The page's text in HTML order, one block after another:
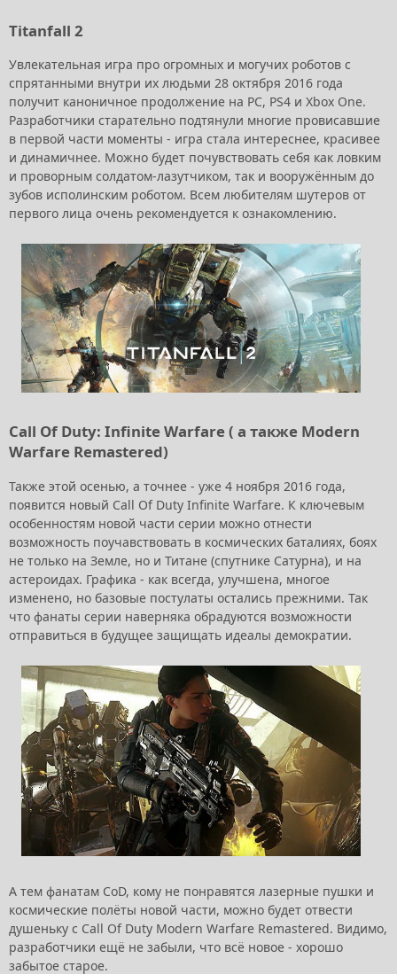
Titanfall 2
Увлекательная игра про огромных и могучих роботов с
спрятанными внутри их людьми 28 октября 2016 года
получит каноничное продолжение на PC, PS4 и Xbox One.
Разработчики старательно подтянули многие провисавшие
в первой части моменты - игра стала интереснее, красивее
и динамичнее. Можно будет почувствовать себя как ловким
и проворным солдатом-лазутчиком, так и вооружённым до
зубов исполинским роботом. Всем любителям шутеров от
первого лица очень рекомендуется к ознакомлению.
Call Of Duty: Infinite Warfare ( а также Modern
Warfare Remastered)
Также этой осенью, а точнее - уже 4 ноября 2016 года,
появится новый Call Of Duty Infinite Warfare. К ключевым
особенностям новой части серии можно отнести
возможность поучавствовать в космических баталиях, боях
не только на Земле, но и Титане (спутнике Сатурна), и на
астероидах. Графика - как всегда, улучшена, многое
изменено, но базовые постулаты остались прежними. Так
что фанаты серии наверняка обрадуются возможности
отправиться в будущее защищать идеалы демократии.
А тем фанатам CoD, кому не понравятся лазерные пушки и
космические полёты новой части, можно будет отвести
душеньку с Call Of Duty Modern Warfare Remastered. Видимо,
разработчики ещё не забыли, что всё новое - хорошо
забытое старое.